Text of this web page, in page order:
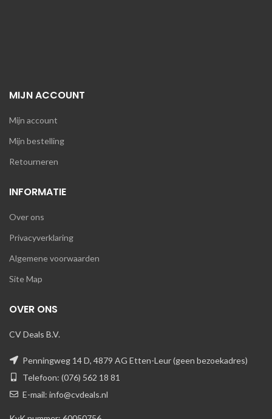
MIJN ACCOUNT
Mijn account
Mijn bestelling
Retourneren
INFORMATIE
Over ons
Privacyverklaring
Algemene voorwaarden
Site Map
OVER ONS
CV Deals B.V.
Penningweg 14 D, 4879 AG Etten-Leur (geen bezoekadres)
Telefoon: (076) 562 18 81
E-mail: info@cvdeals.nl